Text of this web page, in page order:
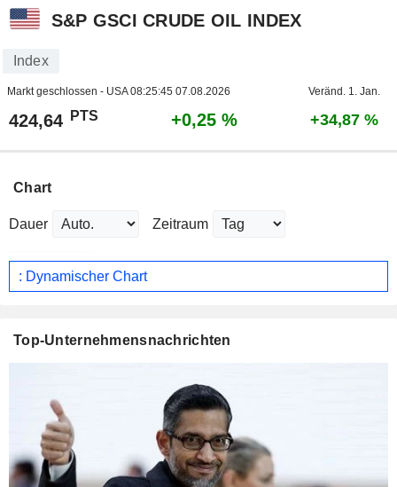
S&P GSCI CRUDE OIL INDEX
Index
Markt geschlossen - USA08:25:45 07.08.2026 Veränd. 1. Jan.
424,64 PTS +0,25 % +34,87 %
Chart
Dauer Zeitraum
: Dynamischer Chart
Top-Unternehmensnachrichten